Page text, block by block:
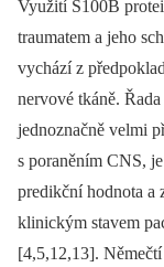
Využití S100B
traumatem a jeho
vychází z
nervové tkáně.
jednoznačně velmi
s poraněním CNS,
predikční hodnota a
klinickým stavem
[4,5,12,13].